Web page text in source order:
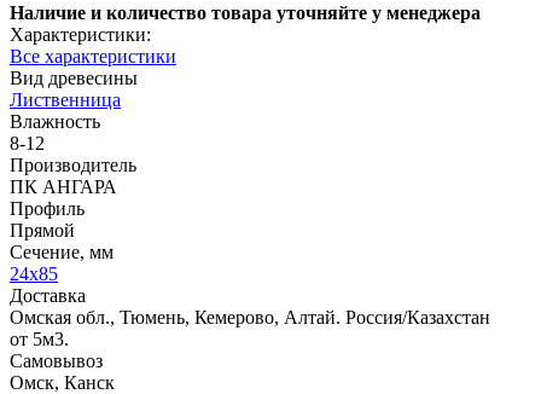
Наличие и количество товара уточняйте у менеджера
Характеристики:
Все характеристики
Вид древесины
Лиственница
Влажность
8-12
Производитель
ПК АНГАРА
Профиль
Прямой
Сечение, мм
24x85
Доставка
Омская обл., Тюмень, Кемерово, Алтай. Россия/Казахстан
от 5м3.
Самовывоз
Омск, Канск